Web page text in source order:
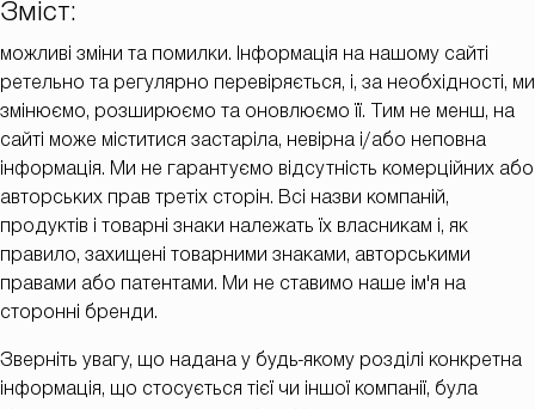
Зміст:
можливі зміни та помилки. Інформація на нашому сайті
ретельно та регулярно перевіряється, і, за необхідності, ми
змінюємо, розширюємо та оновлюємо її. Тим не менш, на
сайті може міститися застаріла, невірна і/або неповна
інформація. Ми не гарантуємо відсутність комерційних або
авторських прав третіх сторін. Всі назви компаній,
продуктів і товарні знаки належать їх власникам і, як
правило, захищені товарними знаками, авторськими
правами або патентами. Ми не ставимо наше ім'я на
сторонні бренди.
Зверніть увагу, що надана у будь-якому розділі конкретна
інформація, що стосується тієї чи іншої компанії, була